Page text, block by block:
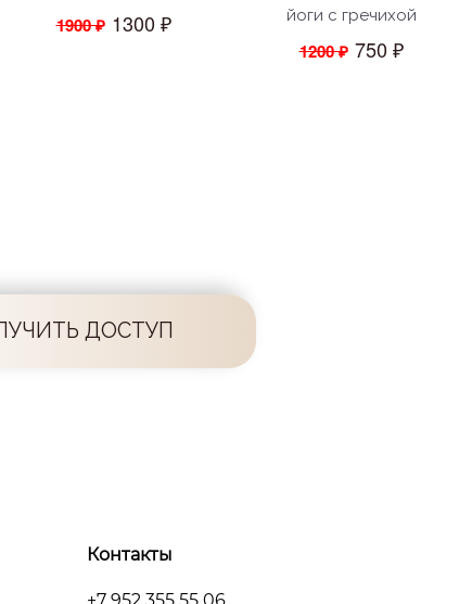
1900 ₽ 1300 ₽
йоги с гречихой
1200 ₽ 750 ₽
ДОСТУП
Контакты
+7 952 355 55 06